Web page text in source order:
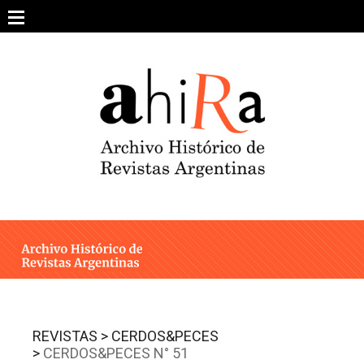
content
ARCHIVO DE REVISTAS
ESTUDIOS CRÍTICOS
INTEGRANTES
CONTACTO
REVISTAS > CERDOS&PECES
> CERDOS&PECES N° 51